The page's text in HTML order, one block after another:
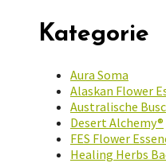
Kategorie
Aura Soma
Alaskan Flower
Australische
Desert Alchemy®
FES Flower
Healing Herbs